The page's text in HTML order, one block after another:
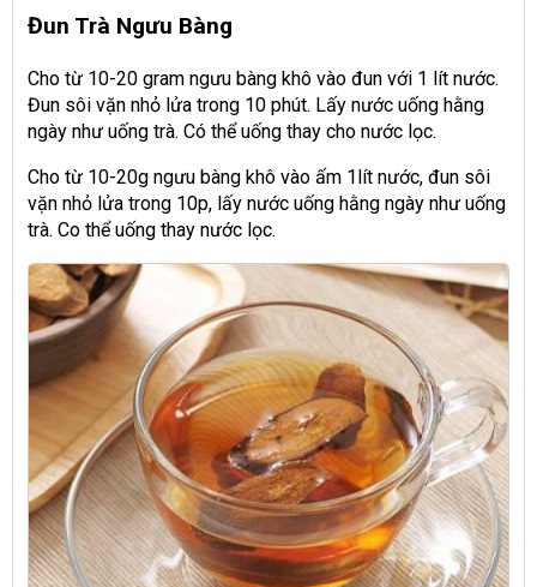
Đun Trà Ngưu Bàng
Cho từ 10-20 gram ngưu bàng khô vào đun với 1 lít nước.
Đun sôi vặn nhỏ lửa trong 10 phút. Lấy nước uống hằng
ngày như uống trà. Có thể uống thay cho nước lọc.
Cho từ 10-20g ngưu bàng khô vào ấm 1lít nước, đun sôi
vặn nhỏ lửa trong 10p, lấy nước uống hằng ngày như uống
trà. Co thể uống thay nước lọc.